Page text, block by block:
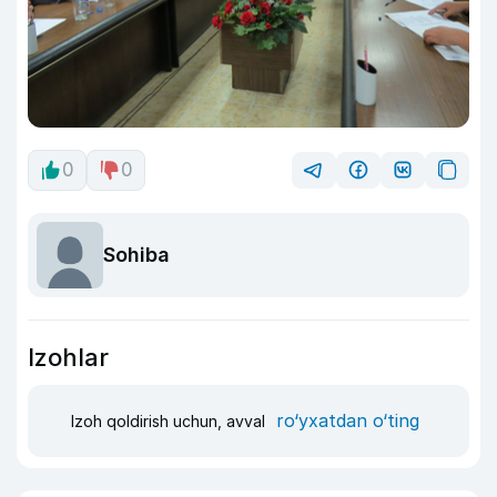
0 0
Sohiba
Izohlar
Izoh qoldirish uchun, avval ro‘yxatdan o‘ting